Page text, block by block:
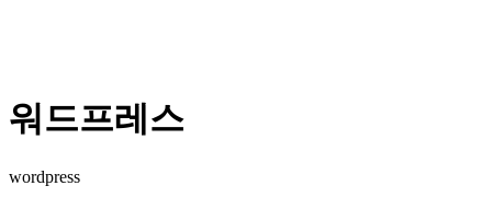
워드프레스
wordpress